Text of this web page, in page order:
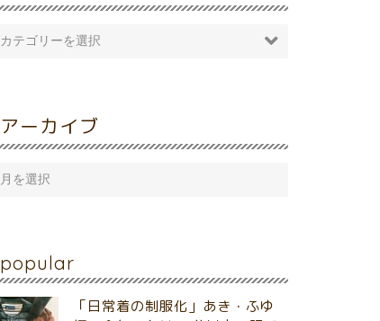
アーカイブ
popular
「日常着の制服化」あき・ふゆ